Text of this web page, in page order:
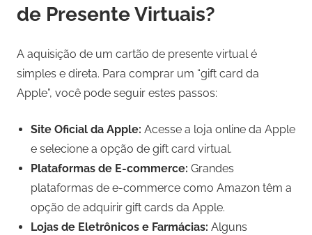
de Presente Virtuais?
A aquisição de um cartão de presente virtual é
simples e direta. Para comprar um “gift card da
Apple”, você pode seguir estes passos:
Site Oficial da Apple: Acesse a loja online da Apple
e selecione a opção de gift card virtual.
Plataformas de E-commerce: Grandes
plataformas de e-commerce como Amazon têm a
opção de adquirir gift cards da Apple.
Lojas de Eletrônicos e Farmácias: Alguns